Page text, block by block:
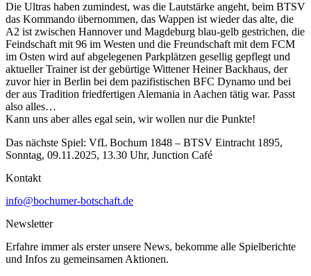
Die Ultras haben zumindest, was die Lautstärke angeht, beim BTSV
das Kommando übernommen, das Wappen ist wieder das alte, die
A2 ist zwischen Hannover und Magdeburg blau-gelb gestrichen, die
Feindschaft mit 96 im Westen und die Freundschaft mit dem FCM
im Osten wird auf abgelegenen Parkplätzen gesellig gepflegt und
aktueller Trainer ist der gebürtige Wittener Heiner Backhaus, der
zuvor hier in Berlin bei dem pazifistischen BFC Dynamo und bei
der aus Tradition friedfertigen Alemania in Aachen tätig war. Passt
also alles…
Kann uns aber alles egal sein, wir wollen nur die Punkte!
Das nächste Spiel: VfL Bochum 1848 – BTSV Eintracht 1895,
Sonntag, 09.11.2025, 13.30 Uhr, Junction Café
Kontakt
info@bochumer-botschaft.de
Newsletter
Erfahre immer als erster unsere News, bekomme alle Spielberichte
und Infos zu gemeinsamen Aktionen.